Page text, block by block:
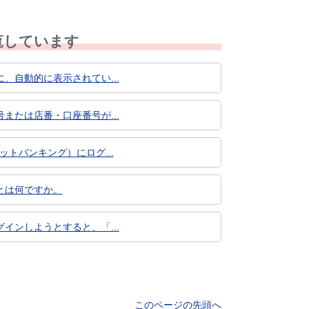
ています
自動的に表示されてい...
たは店番・口座番号が...
トバンキング）にログ...
何ですか。
ンしようとすると、「...
このページの先頭へ